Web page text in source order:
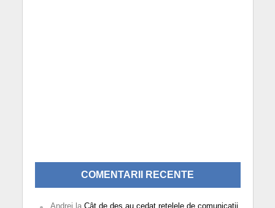
COMENTARII RECENTE
Andrei la Cât de des au cedat rețelele de comunicații